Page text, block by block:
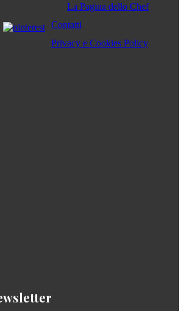
La Pagina dello Chef
Contatti
Privacy e Cookies Policy